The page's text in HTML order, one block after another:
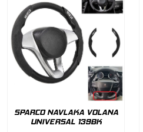
SPARCO NAVLAKA VOLANA
UNIVERSAL 139BK